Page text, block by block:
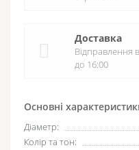
Основні
Діаметр:
Колір та тон:
Доставка
Відправлення
до 16:00